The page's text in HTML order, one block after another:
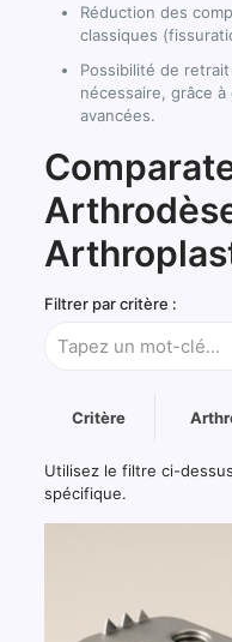
Réduction des
classiques
Possibilité de
nécessaire, grâce
avancées.
Filtrer par critère :
du
tableau
comparant
les
critères
arthroplastie
Critère
Utilisez le filtre ci-
spécifique.